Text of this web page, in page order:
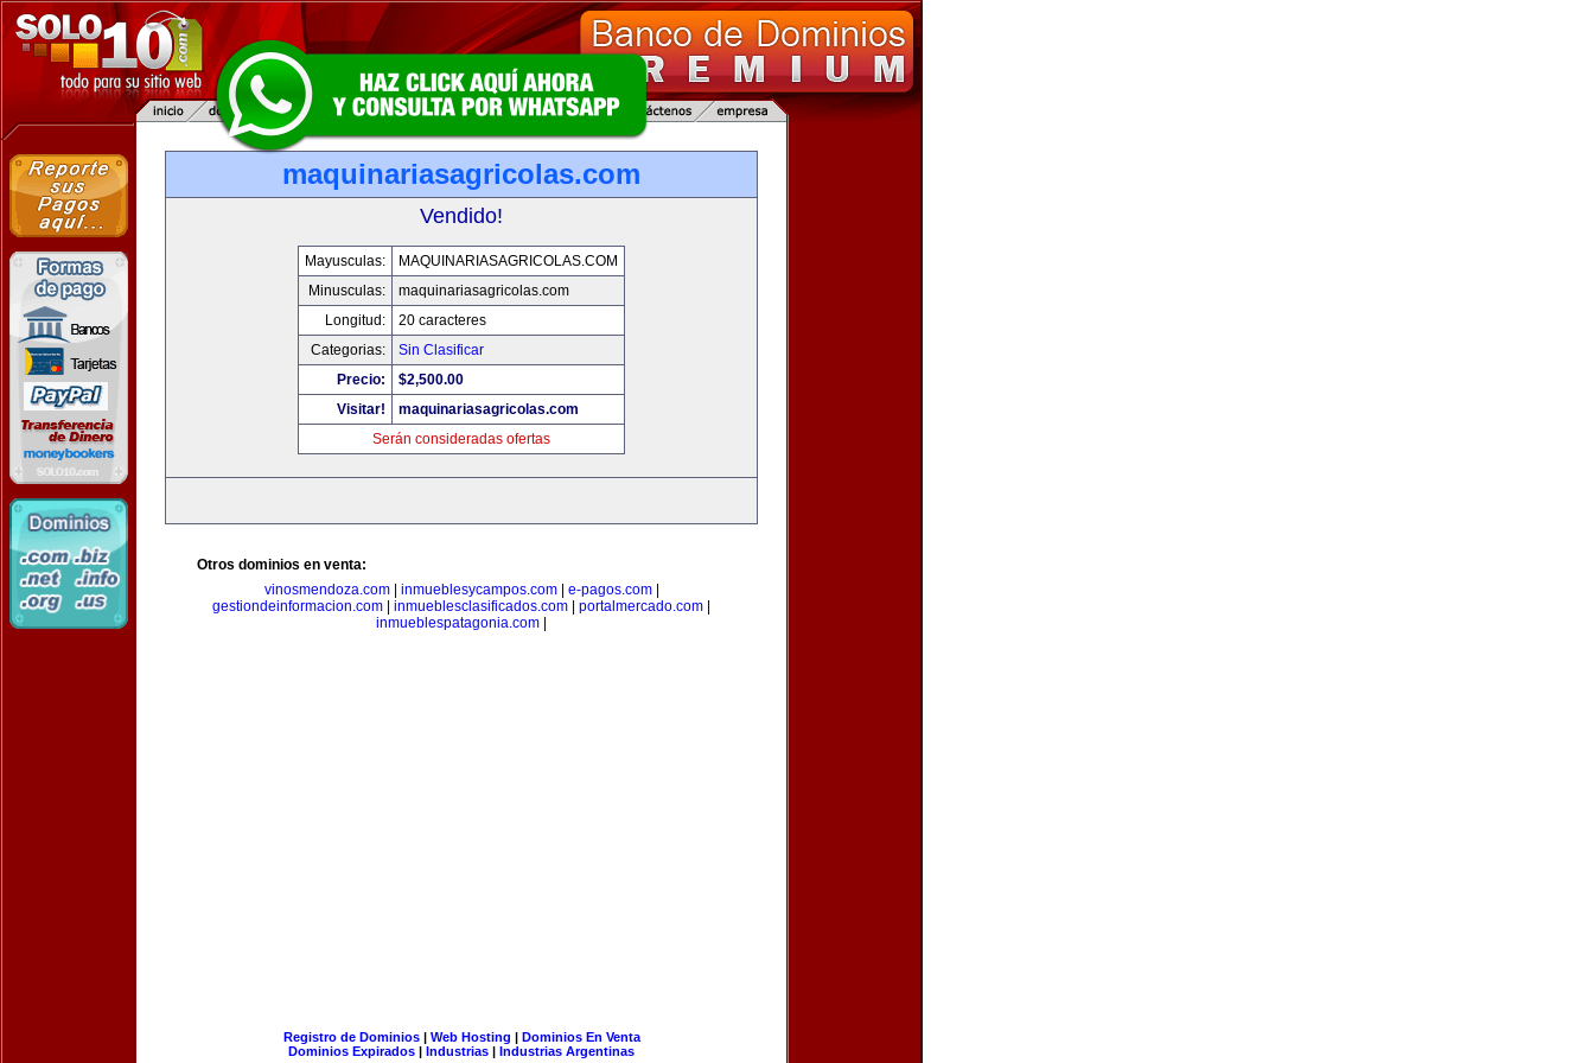
maquinariasagricolas.com
Vendido!
Mayusculas:
MAQUINARIASAGRICOLAS.COM
Minusculas:
maquinariasagricolas.com
Longitud:
20 caracteres
Categorias:
Sin Clasificar
Precio:
$2,500.00
Visitar!
maquinariasagricolas.com
Serán consideradas ofertas
Otros dominios en venta:
vinosmendoza.com| inmueblesycampos.com| e-pagos.com|
gestiondeinformacion.com
inmueblesclasificados.com portalmercado.com
inmueblespatagonia.com
Registro de Dominios| Web Hosting | Dominios En Venta
Dominios Expirados | Industrias | Industrias Argentinas